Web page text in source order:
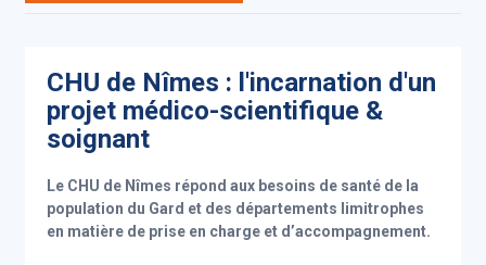
CHU de Nîmes : l'incarnation d'un
projet médico-scientifique &
soignant
Le CHU de Nîmes répond aux besoins de santé de la
population du Gard et des départements limitrophes
en matière de prise en charge et d’accompagnement.